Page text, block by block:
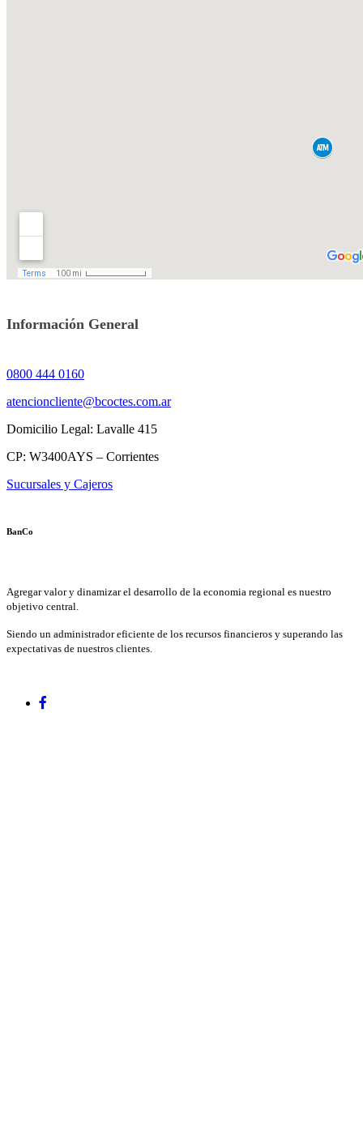
Información General
0800 444 0160
atencioncliente@bcoctes.com.ar
Domicilio Legal: Lavalle 415
CP: W3400AYS – Corrientes
Sucursales y Cajeros
BanCo
Agregar valor y dinamizar el desarrollo de la economia regional es nuestro
objetivo central.
Siendo un administrador eficiente de los recursos financieros y superando las
expectativas de nuestros clientes.